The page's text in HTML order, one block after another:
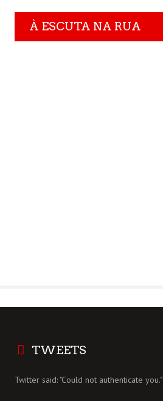
À ESCUTA NA RUA
TWEETS
Twitter said: "Could not authenticate you."